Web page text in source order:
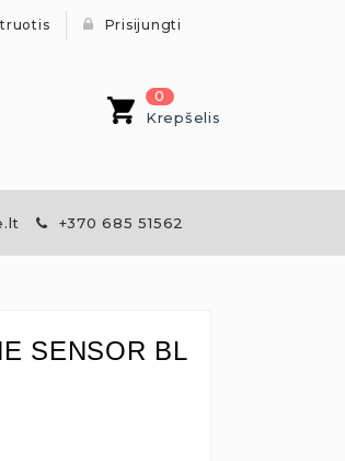
Prisijungti
0
Krepšelis
+370 685 51562
SENSOR BL